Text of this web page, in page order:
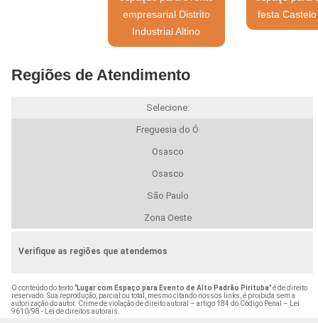
empresarial Distrito
Industrial Altino
festa
Regiões de Atendimento
Selecione:
Freguesia do Ó
Osasco
Osasco
São Paulo
Zona Oeste
Verifique as regiões que atendemos
O conteúdo do texto "Lugar com Espaço para Evento de Alto Padrão Pirituba" é de direito
reservado. Sua reprodução, parcial ou total, mesmo citando nossos links, é proibida sem a
autorização do autor. Crime de violação de direito autoral – artigo 184 do Código Penal –
Lei
9610/98 - Lei de direitos autorais